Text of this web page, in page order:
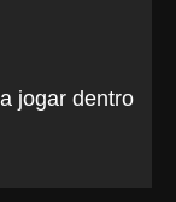
jogar dentro